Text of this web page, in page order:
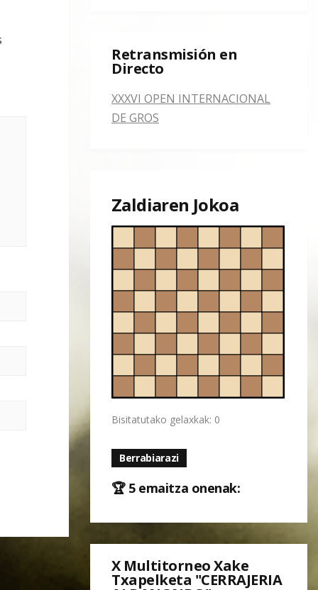
Retransmisión en
Directo
XXXVI OPEN INTERNACIONAL
DE GROS
Zaldiaren Jokoa
Bisitatutako gelaxkak: 0
Berrabiarazi
🏆 5 emaitza onenak:
X Multitorneo Xake
Txapelketa "CERRAJERIA